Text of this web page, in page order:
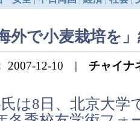
外で小麦栽培を
2007-12-10 | チャイナ
は8日、北京大学